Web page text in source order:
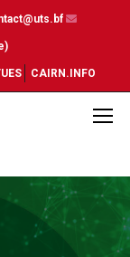
CAIRN.INFO